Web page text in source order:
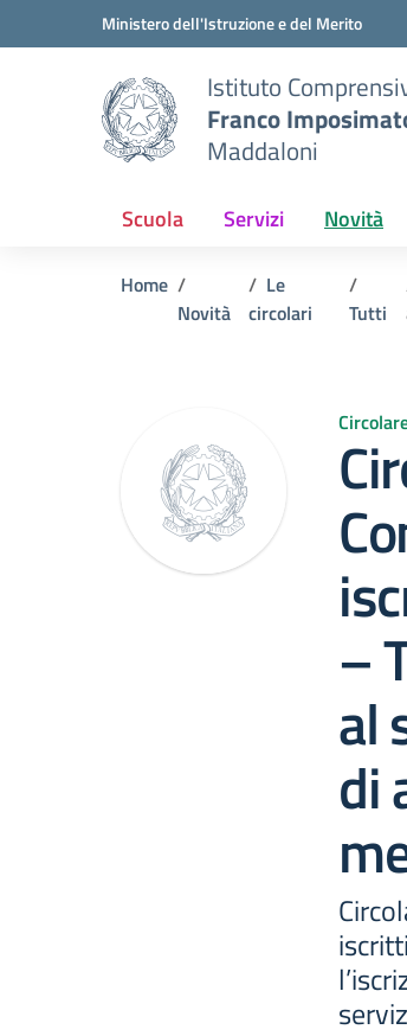
Vai ai contenuti
Vai al menu di navigazioneMinistero dell'Istruzione e del Merito
Istituto
Franco
Maddaloni
Scuola Servizi Novità
Home
Novità
Le
circolari
Tutti
–
al
di